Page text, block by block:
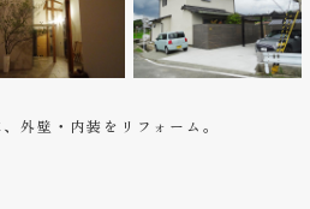
外壁・内装をリフォーム。